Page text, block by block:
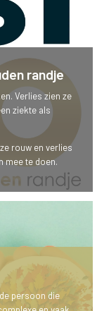
randje
Verlies zien ze
ziekte als
rouw en verlies
mee te doen.
persoon die